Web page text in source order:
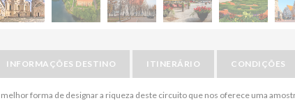
INFORMAÇÕES DESTINO ITINERÁRIO CONDIÇÕES
forma de designar a riqueza deste circuito que nos oferece uma